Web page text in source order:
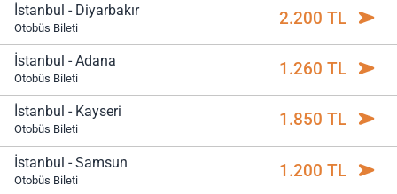
İstanbul - Diyarbakır
Otobüs Bileti 2.200 TL
İstanbul - Adana
Otobüs Bileti 1.260 TL
İstanbul - Kayseri
Otobüs Bileti 1.850 TL
İstanbul - Samsun
Otobüs Bileti 1.200 TL